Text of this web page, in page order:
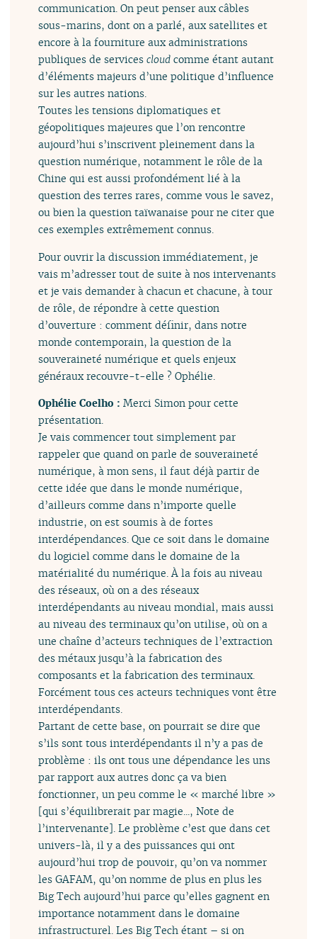
communication. On peut penser aux câbles
sous-marins, dont on a parlé, aux satellites et
encore à la fourniture aux administrations
publiques de servicescloud comme étant autant
d’éléments majeurs d’une politique d’influence
sur les autres nations.
Toutes les tensions diplomatiques et
géopolitiques majeures que l’on rencontre
aujourd’hui s’inscrivent pleinement dans la
question numérique, notamment le rôle de la
Chine qui est aussi profondément lié à la
question des terres rares, comme vous le savez,
ou bien la question taïwanaise pour ne citer que
ces exemples extrêmement connus.
Pour ouvrir la discussion immédiatement, je
vais m’adresser tout de suite à nos intervenants
et je vais demander à chacun et chacune, à tour
de rôle, de répondre à cette question
d’ouverture : comment définir, dans notre
monde contemporain, la question de la
souveraineté numérique et quels enjeux
généraux recouvre-t-elle ? Ophélie.
Ophélie Coelho :Merci Simon pour cette
présentation.
Je vais commencer tout simplement par
rappeler que quand on parle de souveraineté
numérique, à mon sens, il faut déjà partir de
cette idée que dans le monde numérique,
d’ailleurs comme dans n’importe quelle
industrie, on est soumis à de fortes
interdépendances. Que ce soit dans le domaine
du logiciel comme dans le domaine de la
matérialité du numérique. À la fois au niveau
des réseaux, où on a des réseaux
interdépendants au niveau mondial, mais aussi
au niveau des terminaux qu’on utilise, où on a
une chaîne d’acteurs techniques de l’extraction
des métaux jusqu’à la fabrication des
composants et la fabrication des terminaux.
Forcément tous ces acteurs techniques vont être
interdépendants.
Partant de cette base, on pourrait se dire que
s’ils sont tous interdépendants il n’y a pas de
problème : ils ont tous une dépendance les uns
par rapport aux autres donc ça va bien
fonctionner, un peu comme le « marché libre »
[qui s’équilibrerait par magie..., Note de
l’intervenante]. Le problème c’est que dans cet
univers-là, il y a des puissances qui ont
aujourd’hui trop de pouvoir, qu’on va nommer
les GAFAM, qu’on nomme de plus en plus les
Big Tech aujourd’hui parce qu’elles gagnent en
importance notamment dans le domaine
infrastructurel. Les Big Tech étant – si on